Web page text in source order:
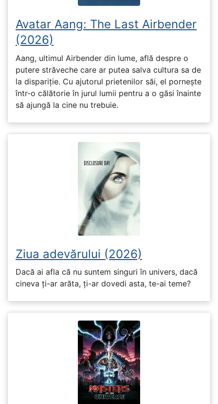
Avatar Aang: The Last Airbender
(2026)
Aang, ultimul Airbender din lume, află despre o
putere străveche care ar putea salva cultura sa de
la dispariție. Cu ajutorul prietenilor săi, el pornește
într-o călătorie în jurul lumii pentru a o găsi înainte
să ajungă la cine nu trebuie.
Ziua adevărului (2026)
Dacă ai afla că nu suntem singuri în univers, dacă
cineva ți-ar arăta, ți-ar dovedi asta, te-ai teme?